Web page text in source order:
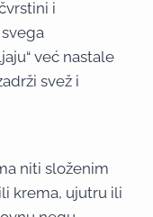
i
već nastale
svež i
niti složenim
krema, ujutru ili